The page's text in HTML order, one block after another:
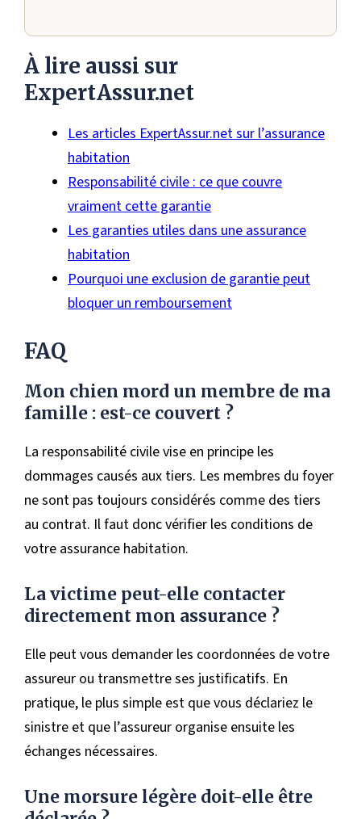
À lire aussi sur
ExpertAssur.net
Les articles ExpertAssur.net sur l’assurance
habitation
Responsabilité civile : ce que couvre
vraiment cette garantie
Les garanties utiles dans une assurance
habitation
Pourquoi une exclusion de garantie peut
bloquer un remboursement
FAQ
Mon chien mord un membre de ma
famille : est-ce couvert ?
La responsabilité civile vise en principe les
dommages causés aux tiers. Les membres du foyer
ne sont pas toujours considérés comme des tiers
au contrat. Il faut donc vérifier les conditions de
votre assurance habitation.
La victime peut-elle contacter
directement mon assurance ?
Elle peut vous demander les coordonnées de votre
assureur ou transmettre ses justificatifs. En
pratique, le plus simple est que vous déclariez le
sinistre et que l’assureur organise ensuite les
échanges nécessaires.
Une morsure légère doit-elle être